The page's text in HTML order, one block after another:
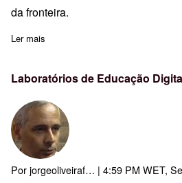
da fronteira.
Ler mais
Laboratórios de Educação
Porjorgeoliveiraf… | 4:59 PM WET,